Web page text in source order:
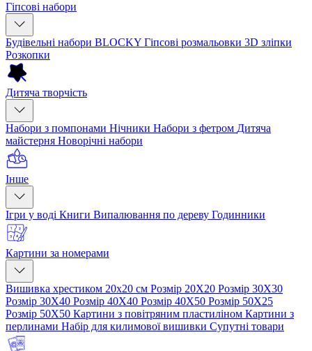
Гіпсові набори
Будівельні набори BLOCKY Гіпсові розмальовки 3D зліпки
Розкопки
Дитяча творчість
Набори з помпонами Нічники Набори з фетром Дитяча
майстерня Новорічні набори
Інше
Ігри у воді Книги Випалювання по дереву Годинники
Картини за номерами
Вишивка хрестиком 20х20 см Розмір 20Х20 Розмір 30Х30
Розмір 30Х40 Розмір 40Х40 Розмір 40Х50 Розмір 50Х25
Розмір 50Х50 Картини з повітряним пластиліном Картини з
перлинами Набір для килимової вишивки Супутні товари